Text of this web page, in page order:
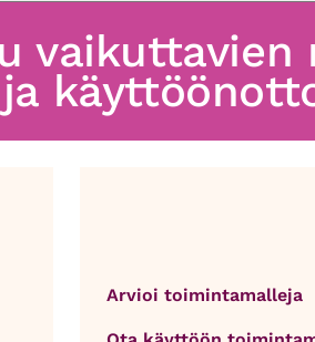
vaikuttavien
Arvioi toimintamalleja